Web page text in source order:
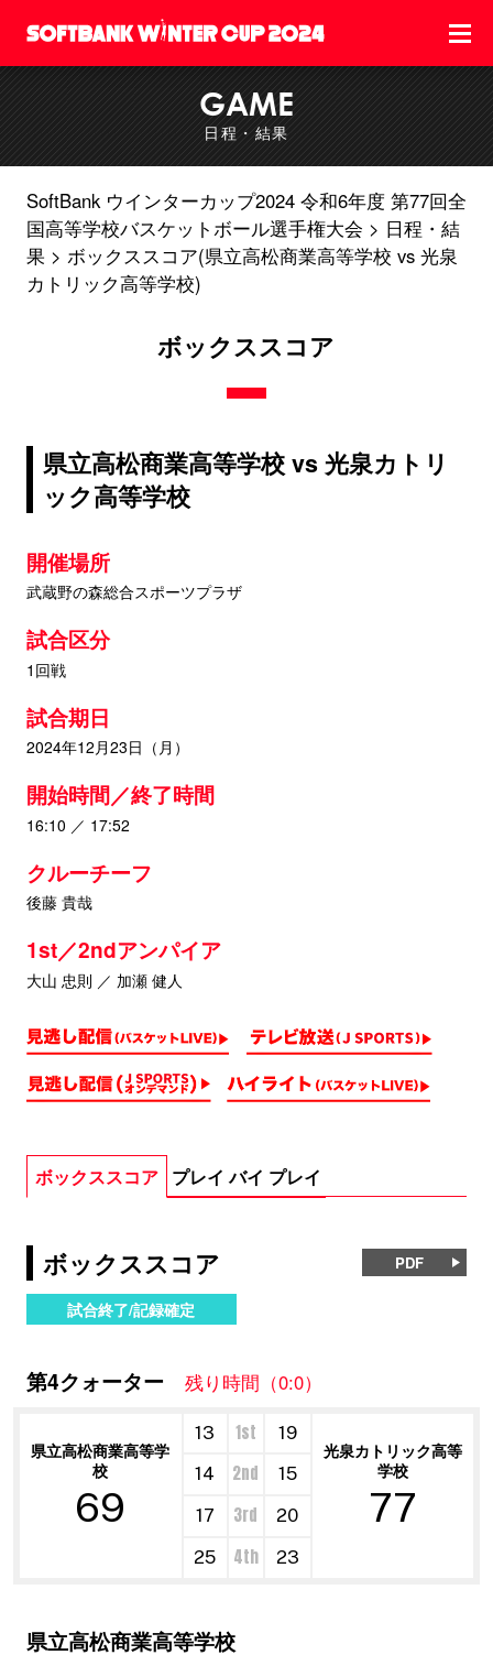
GAME
日程・結果
SoftBank ウインターカップ2024 令和6年度 第77回全
国高等学校バスケットボール選手権大会
日程・結
果
ボックススコア(県立高松商業高等学校 vs 光泉
カトリック高等学校)
ボックススコア
県立高松商業高等学校 vs 光泉カトリ
ック高等学校
開催場所
武蔵野の森総合スポーツプラザ
試合区分
1回戦
試合期日
2024年12月23日（月）
開始時間／終了時間
16:10 ／ 17:52
クルーチーフ
後藤 貴哉
1st／2ndアンパイア
大山 忠則 ／ 加瀬 健人
ボックススコア プレイ バイ プレイ
ボックススコア PDF
試合終了/記録確定
第4クォーター 残り時間（0:0）
県立高松商業高等学
校
69
13 1st 19
光泉カトリック高等
学校
77
14 2nd
15
17
3rd
20
25
4th 23
県立高松商業高等学校